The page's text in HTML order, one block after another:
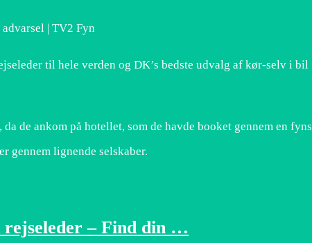
| TV2 Fyn
til hele verden og DK’s bedste udvalg af kør-selv i bil
de ankom på hotellet, som de havde booket gennem en
gennem lignende selskaber.
rejseleder – Find din …